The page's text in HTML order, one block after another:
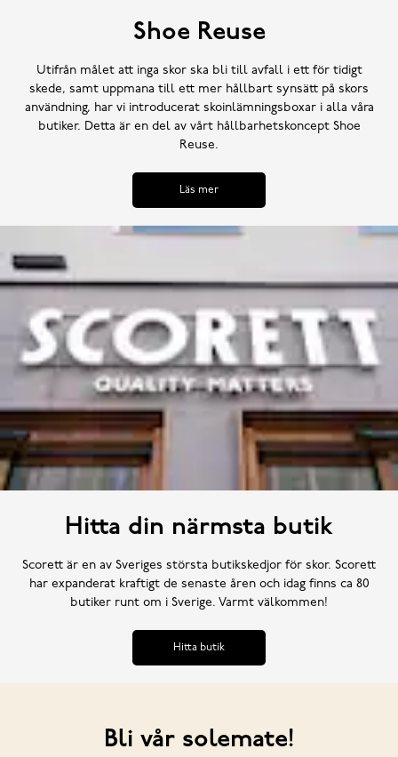
Shoe Reuse
Utifrån målet att inga skor ska bli till avfall i ett för tidigt
skede, samt uppmana till ett mer hållbart synsätt på skors
användning, har vi introducerat skoinlämningsboxar i alla våra
butiker. Detta är en del av vårt hållbarhetskoncept Shoe
Reuse.
Läs mer
Hitta din närmsta butik
Scorett är en av Sveriges största butikskedjor för skor. Scorett
har expanderat kraftigt de senaste åren och idag finns ca 80
butiker runt om i Sverige. Varmt välkommen!
Hitta butik
Bli vår solemate!